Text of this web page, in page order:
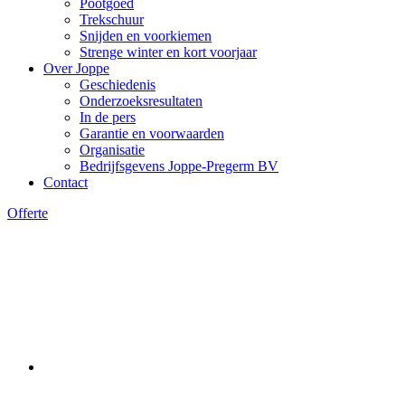
Pootgoed
Trekschuur
Snijden en voorkiemen
Strenge winter en kort voorjaar
Over Joppe
Geschiedenis
Onderzoeksresultaten
In de pers
Garantie en voorwaarden
Organisatie
Bedrijfsgevens Joppe-Pregerm BV
Contact
Offerte